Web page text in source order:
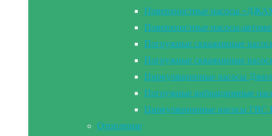
Поверхностные насосы
Поверхностные насосы-
Погружные скважинные
Погружные скважинные
Циркуляционные насосы
Погружные вибрационные
Циркуляционные насосы ГВС
Отопление